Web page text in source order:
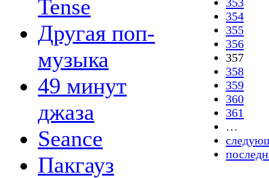
Tense
Другая поп-
музыка
49 минут
джаза
Seance
Пакгауз
354
355
356
357
358
359
360
361
…